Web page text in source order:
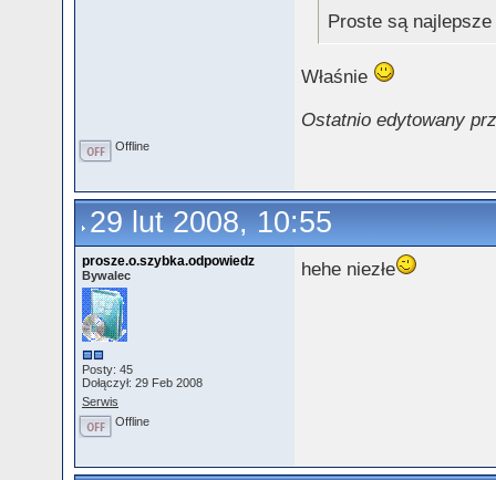
Proste są
Właśnie
Ostatnio edytowany
Offline
29 lut 2008, 10:55
prosze.o.szybka.odpowiedz
Bywalec
Posty: 45
Dołączył: 29 Feb 2008
Serwis
hehe niezłe
Offline